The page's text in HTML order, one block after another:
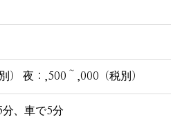
） 夜：,500～,000（税別）
分、車で5分